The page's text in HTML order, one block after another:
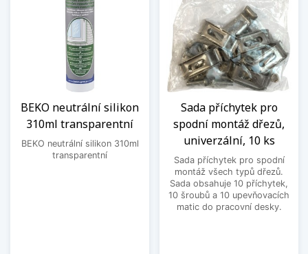
BEKO neutrální silikon
310ml transparentní
BEKO neutrální silikon 310ml
transparentní
Sada příchytek pro
spodní montáž dřezů,
univerzální, 10 ks
Sada příchytek pro spodní
montáž všech typů dřezů.
Sada obsahuje 10 příchytek,
10 šroubů a 10 upevňovacích
matic do pracovní desky.